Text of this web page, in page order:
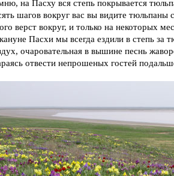
на Пасху вся степь покрывается
шагов вокруг вас вы видите
верст вокруг, и только на некоторых
Пасхи мы всегда ездили в степь за
очаровательная в вышине песнь
отвести непрошеных гостей